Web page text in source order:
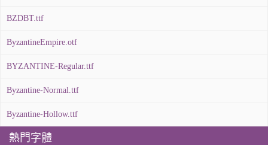
BZDBT.ttf
ByzantineEmpire.otf
BYZANTINE-Regular.ttf
Byzantine-Normal.ttf
Byzantine-Hollow.ttf
熱門字體